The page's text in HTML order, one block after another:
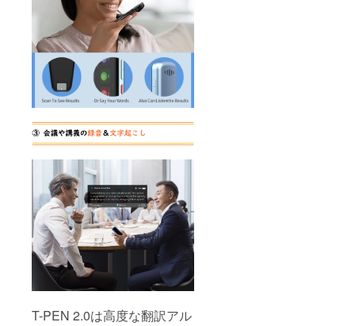
T-PEN 2.0は高度な翻訳アル